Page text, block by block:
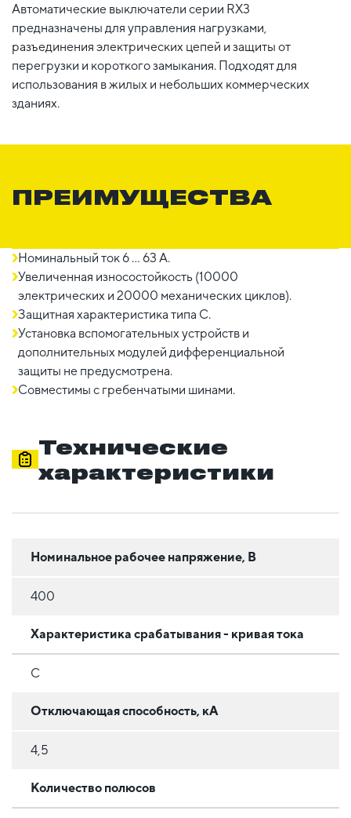
Автоматические выключатели серии RX3
предназначены для управления нагрузками,
разъединения электрических цепей и защиты от
перегрузки и короткого замыкания. Подходят для
использования в жилых и небольших коммерческих
зданиях.
ПРЕИМУЩЕСТВА
Номинальный ток 6 ... 63 A.
Увеличенная износостойкость (10000
электрических и 20000 механических циклов).
Защитная характеристика типа C.
Установка вспомогательных устройств и
дополнительных модулей дифференциальной
защиты не предусмотрена.
Совместимы с гребенчатыми шинами.
Технические
характеристики
Номинальное рабочее напряжение, В
400
Характеристика срабатывания - кривая тока
C
Отключающая способность, кА
4,5
Количество полюсов